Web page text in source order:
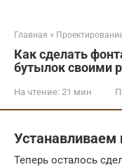
Главная »
Как сделать
бутылок своими
На чтение: 21 мин
Устанавливаем
Теперь осталось